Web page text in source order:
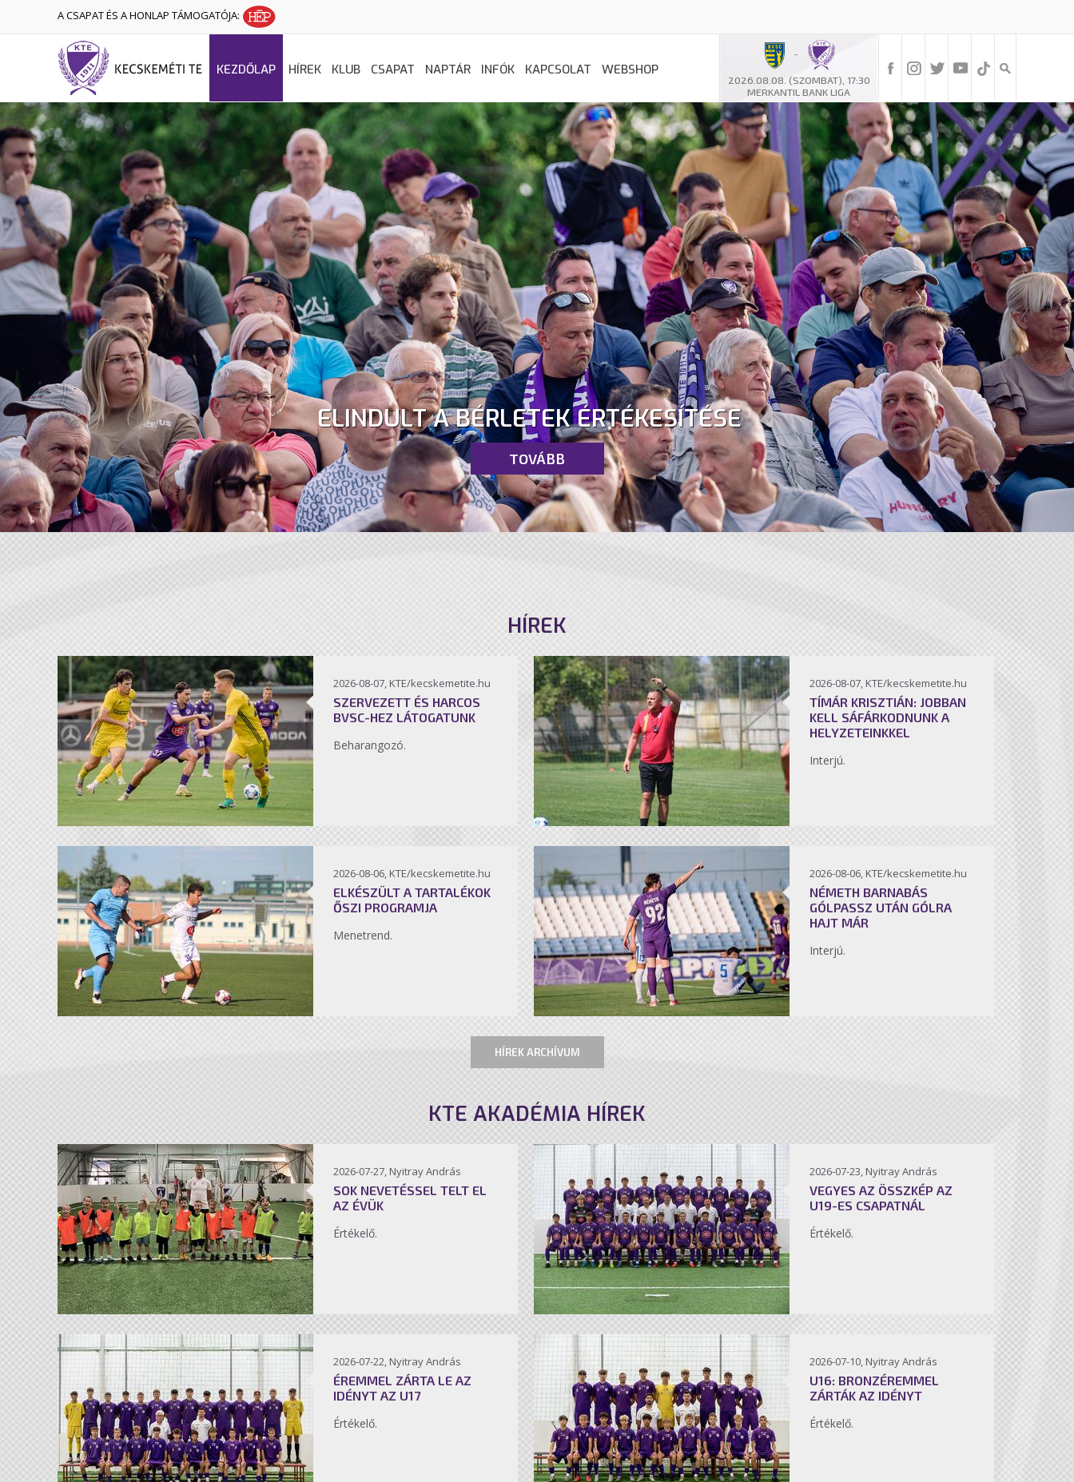
A CSAPAT ÉS A HONLAP TÁMOGATÓJA:
-
2026.08.08. (SZOMBAT), 17:30
MERKANTIL BANK LIGA
KEZDŐLAP HÍREK KLUB CSAPAT NAPTÁR INFÓK KAPCSOLAT WEBSHOP
ELINDULT A BÉRLETEK ÉRTÉKESÍTÉSE
TOVÁBB
HÍREK
2026-08-07, KTE/kecskemetite.hu
SZERVEZETT ÉS HARCOS
BVSC-HEZ LÁTOGATUNK
Beharangozó.
2026-08-07, KTE/kecskemetite.hu
TÍMÁR KRISZTIÁN: JOBBAN
KELL SÁFÁRKODNUNK A
HELYZETEINKKEL
Interjú.
2026-08-06, KTE/kecskemetite.hu
ELKÉSZÜLT A TARTALÉKOK
ŐSZI PROGRAMJA
Menetrend.
2026-08-06, KTE/kecskemetite.hu
NÉMETH BARNABÁS
GÓLPASSZ UTÁN GÓLRA
HAJT MÁR
Interjú.
HÍREK ARCHÍVUM
KTE AKADÉMIA HÍREK
2026-07-27, Nyitray András
SOK NEVETÉSSEL TELT EL
AZ ÉVÜK
Értékelő.
2026-07-23, Nyitray András
VEGYES AZ ÖSSZKÉP AZ
U19-ES CSAPATNÁL
Értékelő.
2026-07-22, Nyitray András
ÉREMMEL ZÁRTA LE AZ
IDÉNYT AZ U17
Értékelő.
2026-07-10, Nyitray András
U16: BRONZÉREMMEL
ZÁRTÁK AZ IDÉNYT
Értékelő.